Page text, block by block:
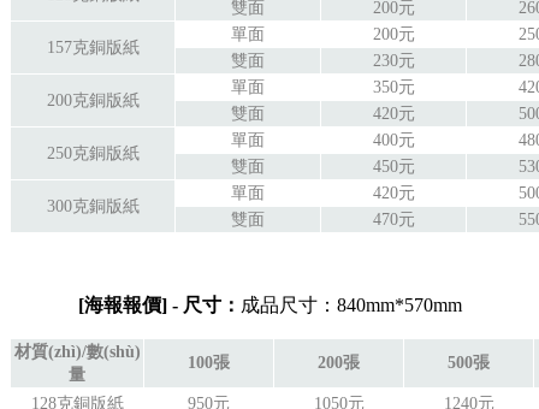
雙面
200元
157克銅版紙
單面 200元
雙面
230元
200克銅版紙
單面 350元
雙面
420元
250克銅版紙
單面 400元
雙面
450元
300克銅版紙
單面 420元
雙面
470元
[海報報價] - 尺寸： 成品尺寸： 840mm*570mm
材質(zhì)/數(shù)
量
100張 200張 500張
128克銅版紙 950元 1050元 1240元